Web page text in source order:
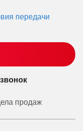
передачи
продаж